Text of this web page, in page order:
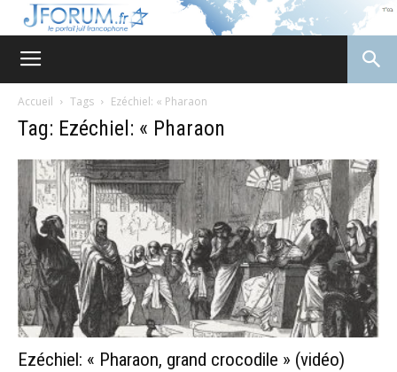
Accueil Tags Ezéchiel: « Pharaon
Tag: Ezéchiel: « Pharaon
Ezéchiel: « Pharaon, grand crocodile » (vidéo)